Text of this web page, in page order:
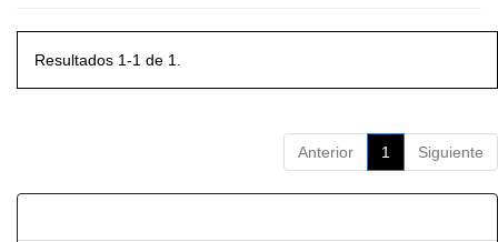
Resultados 1-1 de 1.
Anterior 1 Siguiente